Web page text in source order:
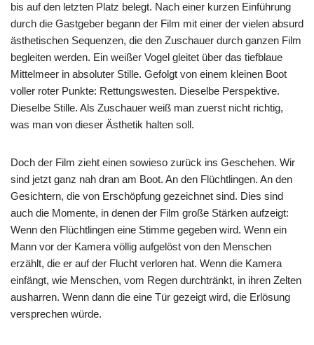
bis auf den letzten Platz belegt. Nach einer kurzen Einführung
durch die Gastgeber begann der Film mit einer der vielen absurd
ästhetischen Sequenzen, die den Zuschauer durch ganzen Film
begleiten werden. Ein weißer Vogel gleitet über das tiefblaue
Mittelmeer in absoluter Stille. Gefolgt von einem kleinen Boot
voller roter Punkte: Rettungswesten. Dieselbe Perspektive.
Dieselbe Stille. Als Zuschauer weiß man zuerst nicht richtig,
was man von dieser Ästhetik halten soll.
Doch der Film zieht einen sowieso zurück ins Geschehen. Wir
sind jetzt ganz nah dran am Boot. An den Flüchtlingen. An den
Gesichtern, die von Erschöpfung gezeichnet sind. Dies sind
auch die Momente, in denen der Film große Stärken aufzeigt:
Wenn den Flüchtlingen eine Stimme gegeben wird. Wenn ein
Mann vor der Kamera völlig aufgelöst von den Menschen
erzählt, die er auf der Flucht verloren hat. Wenn die Kamera
einfängt, wie Menschen, vom Regen durchtränkt, in ihren Zelten
ausharren. Wenn dann die eine Tür gezeigt wird, die Erlösung
versprechen würde.